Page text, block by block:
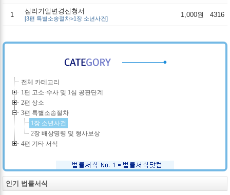
1 심리기일변경신청서
[3편 특별소송절차>1장 소년사건] 1,000원 4316
전체 카테고리
1편 고소·수사 및 1심 공판단계
2편 상소
3편 특별소송절차
1장 소년사건
2장 배상명령 및 형사보상
4편 기타 서식
인기 법률서식